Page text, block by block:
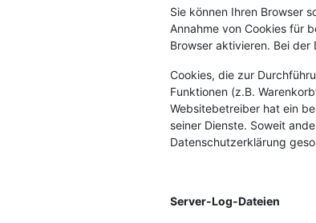
Sie können Ihren Browser
Annahme von Cookies für
Browser aktivieren. Bei
Cookies, die zur
Funktionen (z.B.
Websitebetreiber hat ein
seiner Dienste. Soweit
Datenschutzerklärung
Server-Log-Dateien